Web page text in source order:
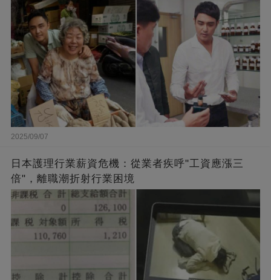
2025/09/07
日本護理行業薪資危機：從業者疾呼"工資應漲三
倍"，離職潮折射行業困境